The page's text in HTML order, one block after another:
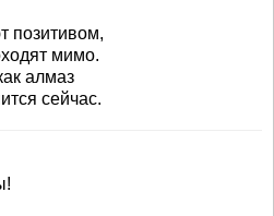
позитивом,
мимо.
алмаз
сейчас.